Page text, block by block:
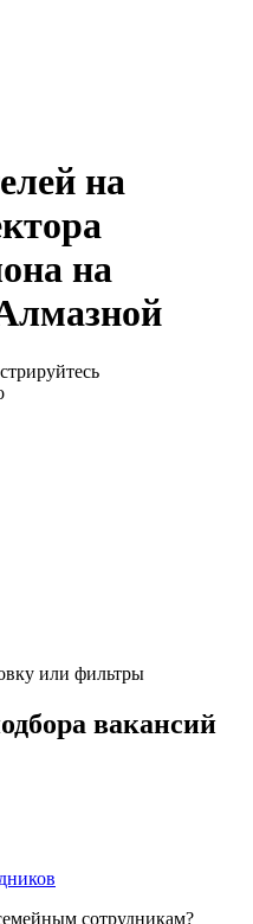
на
на
или фильтры
вакансий
сотрудникам?